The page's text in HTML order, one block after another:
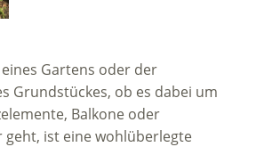
Gartens oder der
Grundstückes, ob es dabei um
Balkone oder
geht, ist eine wohlüberlegte